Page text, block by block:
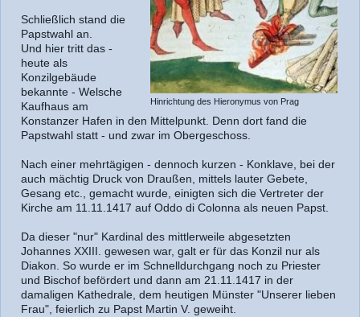
Hinrichtung des Hieronymus von Prag
Schließlich stand die
Papstwahl an.
Und hier tritt das -
heute als
Konzilgebäude
bekannte - Welsche
Kaufhaus am
Konstanzer Hafen in den Mittelpunkt. Denn dort fand die
Papstwahl statt - und zwar im Obergeschoss.
Nach einer mehrtägigen - dennoch kurzen - Konklave, bei der
auch mächtig Druck von Draußen, mittels lauter Gebete,
Gesang etc., gemacht wurde, einigten sich die Vertreter der
Kirche am 11.11.1417 auf Oddo di Colonna als neuen Papst.
Da dieser "nur" Kardinal des mittlerweile abgesetzten
Johannes XXIII. gewesen war, galt er für das Konzil nur als
Diakon. So wurde er im Schnelldurchgang noch zu Priester
und Bischof befördert und dann am 21.11.1417 in der
damaligen Kathedrale, dem heutigen Münster "Unserer lieben
Frau", feierlich zu Papst Martin V. geweiht.